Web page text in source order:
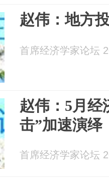
赵伟：地方
首席经济学家论坛
赵伟：5月
击”加速演绎
首席经济学家论坛